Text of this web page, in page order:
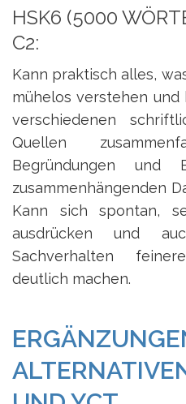
HSK6 (5000
C2:
Kann praktisch alles,
mühelos verstehen
verschiedenen
Quellen
Begründungen und
zusammenhängenden
Kann sich spontan,
ausdrücken und
Sachverhalten
deutlich machen.